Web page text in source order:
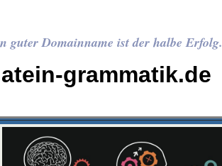
guter Domainname ist der halbe Erfolg.
grammatik.de